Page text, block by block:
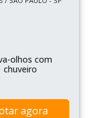
olhos com
chuveiro
agora